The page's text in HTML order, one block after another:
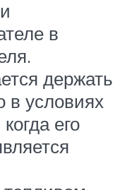
в
держать
в условиях
его